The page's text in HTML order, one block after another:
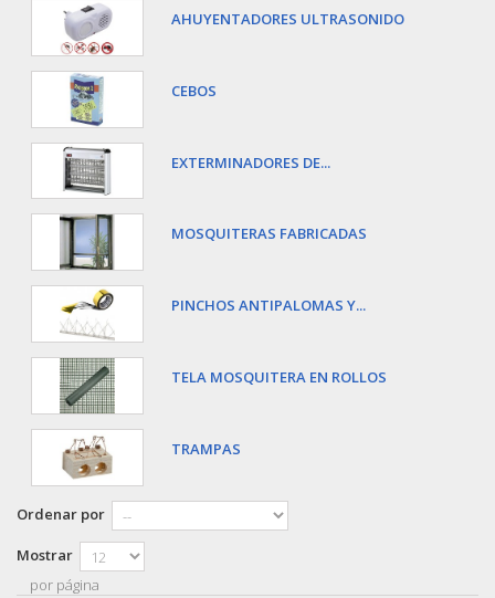
AHUYENTADORES ULTRASONIDO
CEBOS
EXTERMINADORES DE...
MOSQUITERAS FABRICADAS
PINCHOS ANTIPALOMAS Y...
TELA MOSQUITERA EN ROLLOS
TRAMPAS
Ordenar por
Mostrar
por página